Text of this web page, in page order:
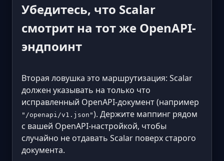
Убедитесь, что Scalar
смотрит на тот же OpenAPI-
эндпоинт
Вторая ловушка это маршрутизация: Scalar
должен указывать на только что
исправленный OpenAPI-документ (например
"/openapi/v1.json"). Держите маппинг рядом
с вашей OpenAPI-настройкой, чтобы
случайно не отдавать Scalar поверх старого
документа.